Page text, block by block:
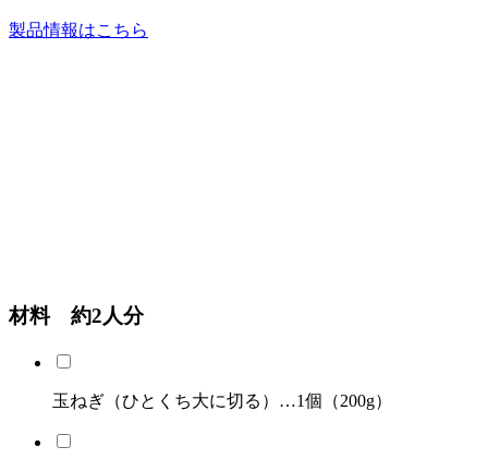
製品情報はこちら
材料 約2人分
玉ねぎ（ひとくち大に切る）…1個（200g）